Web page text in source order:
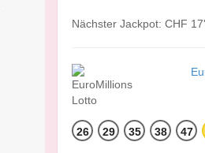
Nächster Jackpot: CHF
26 29 35 38 47